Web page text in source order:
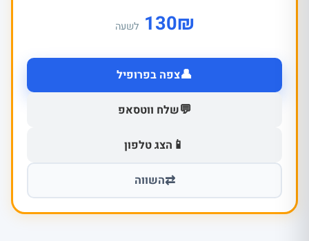
₪
130 לשעה
👤צפה בפרופיל
💬שלח ווטסאפ
📱 הצג טלפון
⇄השווה